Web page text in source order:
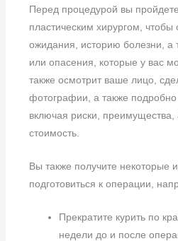
Перед процедурой вы
пластическим хирургом, чтобы
ожидания, историю болезни, а
или опасения, которые у вас
также осмотрит ваше лицо,
фотографии, а также подробно
включая риски, преимущества,
стоимость.
Вы также получите некоторые
подготовиться к операции,
Прекратите курить по
недели до и после